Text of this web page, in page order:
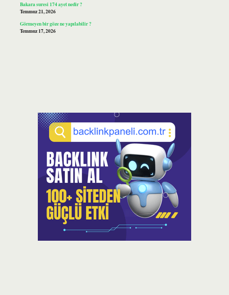
Bakara suresi 174 ayet nedir ?
Temmuz 21, 2026
Görmeyen bir göze ne yapılabilir ?
Temmuz 17, 2026